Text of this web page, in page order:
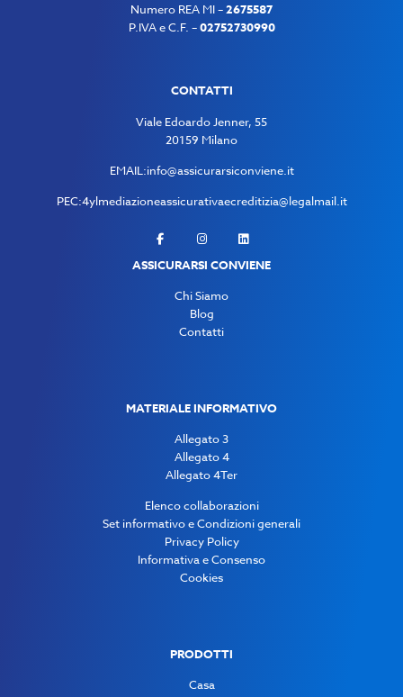
Numero REA MI –2675587
P.IVA e C.F. –02752730990
CONTATTI
Viale Edoardo Jenner, 55
20159 Milano
EMAIL:info@assicurarsiconviene.it
PEC:4ylmediazioneassicurativaecreditizia@legalmail.it
ASSICURARSI CONVIENE
Chi Siamo
Blog
Contatti
MATERIALE INFORMATIVO
Allegato 3
Allegato 4
Allegato 4Ter
Elenco collaborazioni
Set informativo e Condizioni generali
Privacy Policy
Informativa e Consenso
Cookies
PRODOTTI
Casa